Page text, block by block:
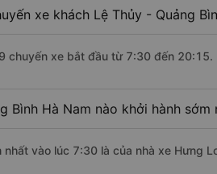
xe khách Lệ Thủy - Quảng
chuyến xe bắt đầu từ 7:30 đến 20:15.
Bình Hà Nam nào khởi hành sớm
vào lúc 7:30 là của nhà xe Hưng